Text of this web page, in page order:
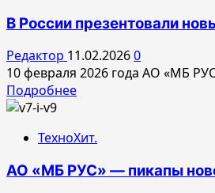
В России презентовали
Редактор 11.02.20260
10 февраля 2026 года АО «МБ
ПодробнееПрочитать
В
презентовали
ТехноХит.
АО «МБ РУС» — пикапы